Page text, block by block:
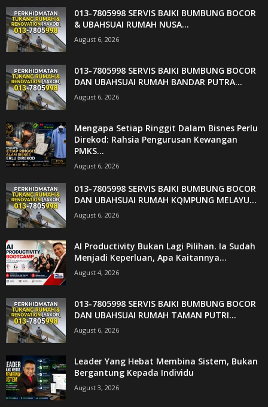
013-7805998 SERVIS BAIKI BUMBUNG BOCOR
& UBAHSUAI RUMAH NUSA...
August 6, 2026
013-7805998 SERVIS BAIKI BUMBUNG BOCOR
DAN UBAHSUAI RUMAH BANDAR PUTRA...
August 6, 2026
Mengapa Setiap Ringgit Dalam Bisnes Perlu
Direkod: Rahsia Pengurusan Kewangan
PMKS...
August 6, 2026
013-7805998 SERVIS BAIKI BUMBUNG BOCOR
DAN UBAHSUAI RUMAH KQMPUNG MELAYU...
August 6, 2026
AI Productivity Bukan Lagi Pilihan. Ia Sudah
Menjadi Keperluan, Apa Kaitannya...
August 4, 2026
013-7805998 SERVIS BAIKI BUMBUNG BOCOR
DAN UBAHSUAI RUMAH TAMAN PUTRI...
August 6, 2026
Leader Yang Hebat Membina Sistem, Bukan
Bergantung Kepada Individu
August 3, 2026